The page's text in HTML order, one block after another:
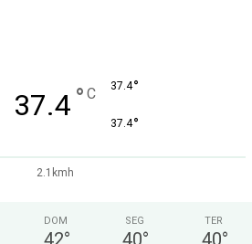
37.4 ° C 37.4°
37.4°
2.1kmh
DOM
42°
SEG
40°
TER
40°